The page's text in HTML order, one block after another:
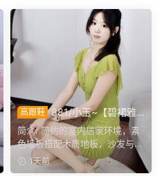
高跟鞋 881/小玉~【碧裙雅
姿】一室柔光衬绿裙，错落姿
态尽显温婉格调。
简介: 简约的室内居家环境，素
色墙板搭配木质地板，沙发与办
公椅丰富场景层次。小...
1天前